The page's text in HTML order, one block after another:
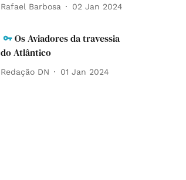
Rafael Barbosa 02 Jan 2024
Os Aviadores da travessia
do Atlântico
Redação DN 01 Jan 2024